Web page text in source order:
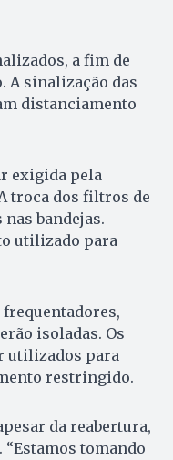
a fim de
A sinalização das
distanciamento
exigida pela
troca dos filtros de
bandejas.
utilizado para
isoladas. Os
utilizados para
restringido.
da reabertura,
tomando